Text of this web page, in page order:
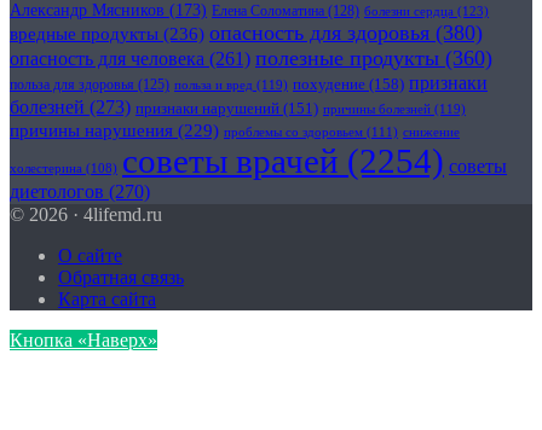
Александр Мясников (173) Елена Соломатина (128) болезни сердца (123)
вредные продукты (236) опасность для здоровья (380)
опасность для человека (261) полезные продукты (360)
польза для здоровья (125) польза и вред (119) похудение (158) признаки
болезней (273) признаки нарушений (151) причины болезней (119)
причины нарушения (229) проблемы со здоровьем (111) снижение
холестерина (108) советы врачей (2254) советы
диетологов (270)
© 2026 · 4lifemd.ru
О сайте
Обратная связь
Карта сайта
Кнопка «Наверх»